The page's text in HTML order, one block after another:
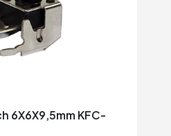
6X6X9,5mm KFC-